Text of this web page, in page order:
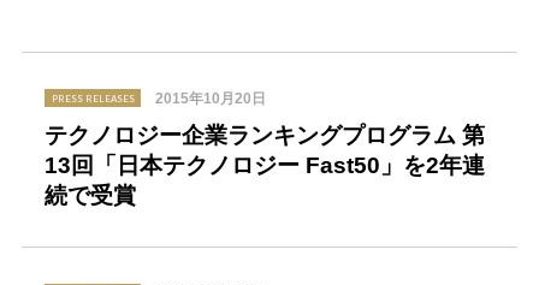
2015年10月20日
PRESS RELEASES
テクノロジー企業ランキングプログラム 第
13回「日本テクノロジー Fast50」を2年連
続で受賞